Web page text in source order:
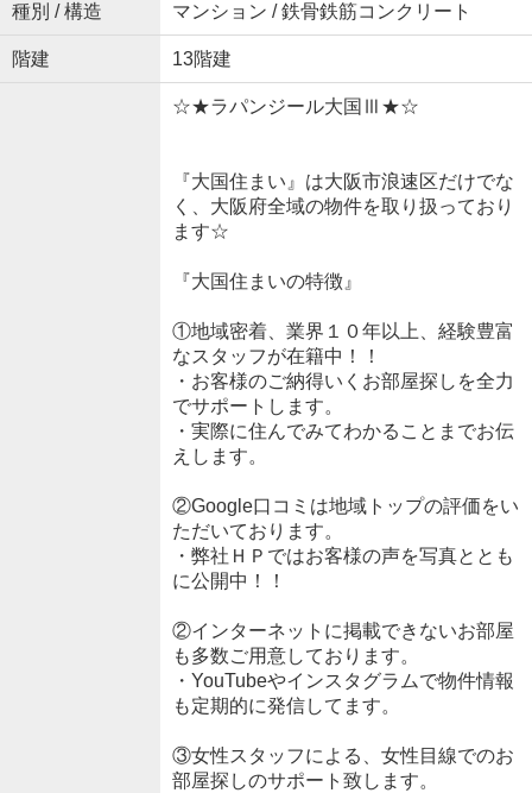
種別 / 構造 マンション / 鉄骨鉄筋コンクリート
階建 13階建
☆★ラパンジール大国Ⅲ★☆
『大国住まい』は大阪市浪速区だけでな
く、大阪府全域の物件を取り扱っており
ます☆
『大国住まいの特徴』
①地域密着、業界１０年以上、経験豊富
なスタッフが在籍中！！
・お客様のご納得いくお部屋探しを全力
でサポートします。
・実際に住んでみてわかることまでお伝
えします。
②Google口コミは地域トップの評価をい
ただいております。
・弊社ＨＰではお客様の声を写真ととも
に公開中！！
②インターネットに掲載できないお部屋
も多数ご用意しております。
・YouTubeやインスタグラムで物件情報
も定期的に発信してます。
③女性スタッフによる、女性目線でのお
部屋探しのサポート致します。